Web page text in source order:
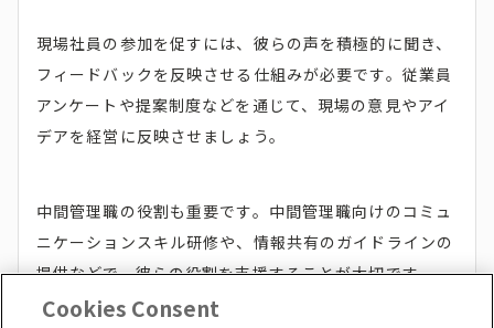
現場社員の参加を促すには、彼らの声を積極的に聞き、
フィードバックを反映させる仕組みが必要です。従業員
アンケートや提案制度などを通じて、現場の意見やアイ
デアを経営に反映させましょう。
中間管理職の役割も重要です。中間管理職向けのコミュ
ニケーションスキル研修や、情報共有のガイドラインの
提供などで、彼らの役割を支援することが大切です。
Cookies Consent